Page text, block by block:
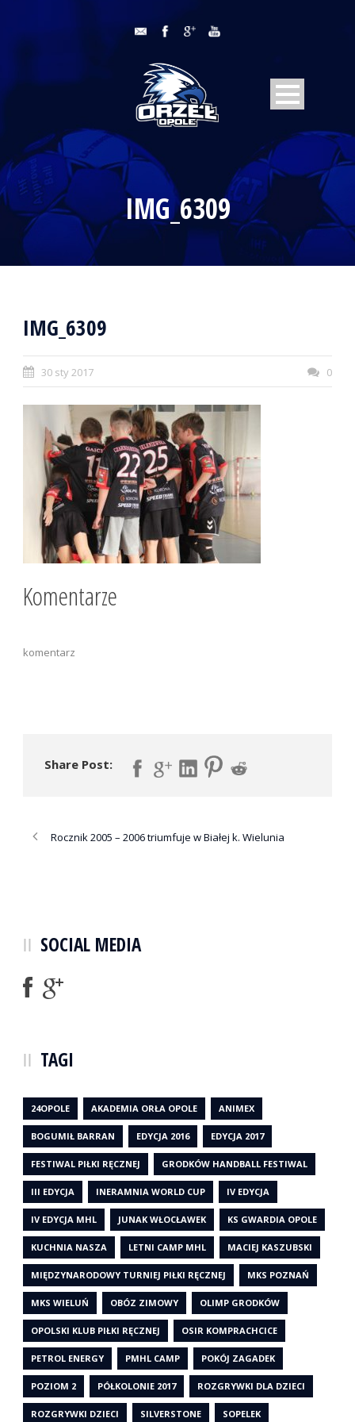
IMG_6309
IMG_6309
30 sty 2017 0
Komentarze
komentarz
Share Post:
Rocznik 2005 – 2006 triumfuje w Białej k. Wielunia
SOCIAL MEDIA
TAGI
24OPOLE AKADEMIA ORŁA OPOLE ANIMEX
BOGUMIŁ BARRAN EDYCJA 2016 EDYCJA 2017
FESTIWAL PIŁKI RĘCZNEJ GRODKÓW HANDBALL FESTIWAL
III EDYCJA INERAMNIA WORLD CUP IV EDYCJA
IV EDYCJA MHL JUNAK WŁOCŁAWEK KS GWARDIA OPOLE
KUCHNIA NASZA LETNI CAMP MHL MACIEJ KASZUBSKI
MIĘDZYNARODOWY TURNIEJ PIŁKI RĘCZNEJ MKS POZNAŃ
MKS WIELUŃ OBÓZ ZIMOWY OLIMP GRODKÓW
OPOLSKI KLUB PIŁKI RĘCZNEJ OSIR KOMPRACHCICE
PETROL ENERGY PMHL CAMP POKÓJ ZAGADEK
POZIOM 2 PÓŁKOLONIE 2017 ROZGRYWKI DLA DZIECI
ROZGRYWKI DZIECI SILVERSTONE SOPELEK